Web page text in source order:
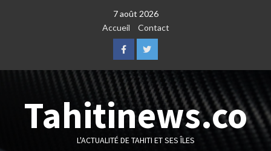
7 août 2026
Accueil
Contact
FacebookTwitter
Tahitinews.co
L'ACTUALITÉ DE TAHITI ET SES ÎLES